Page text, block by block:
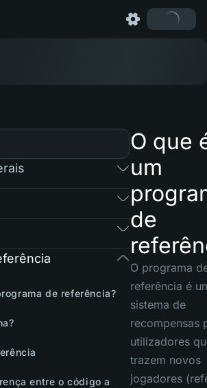
de referência?
entre o código a
O que
um
de
O programa
referência é
sistema de
recompensas
utilizadores
trazem novos
jogadores